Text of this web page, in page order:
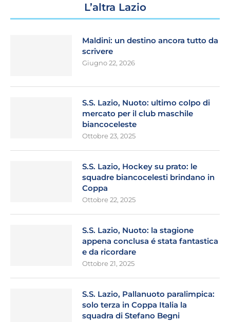
L’altra Lazio
Maldini: un destino ancora tutto da
scrivere
Giugno 22, 2026
S.S. Lazio, Nuoto: ultimo colpo di
mercato per il club maschile
biancoceleste
Ottobre 23, 2025
S.S. Lazio, Hockey su prato: le
squadre biancocelesti brindano in
Coppa
Ottobre 22, 2025
S.S. Lazio, Nuoto: la stagione
appena conclusa é stata fantastica
e da ricordare
Ottobre 21, 2025
S.S. Lazio, Pallanuoto paralimpica:
solo terza in Coppa Italia la
squadra di Stefano Begni